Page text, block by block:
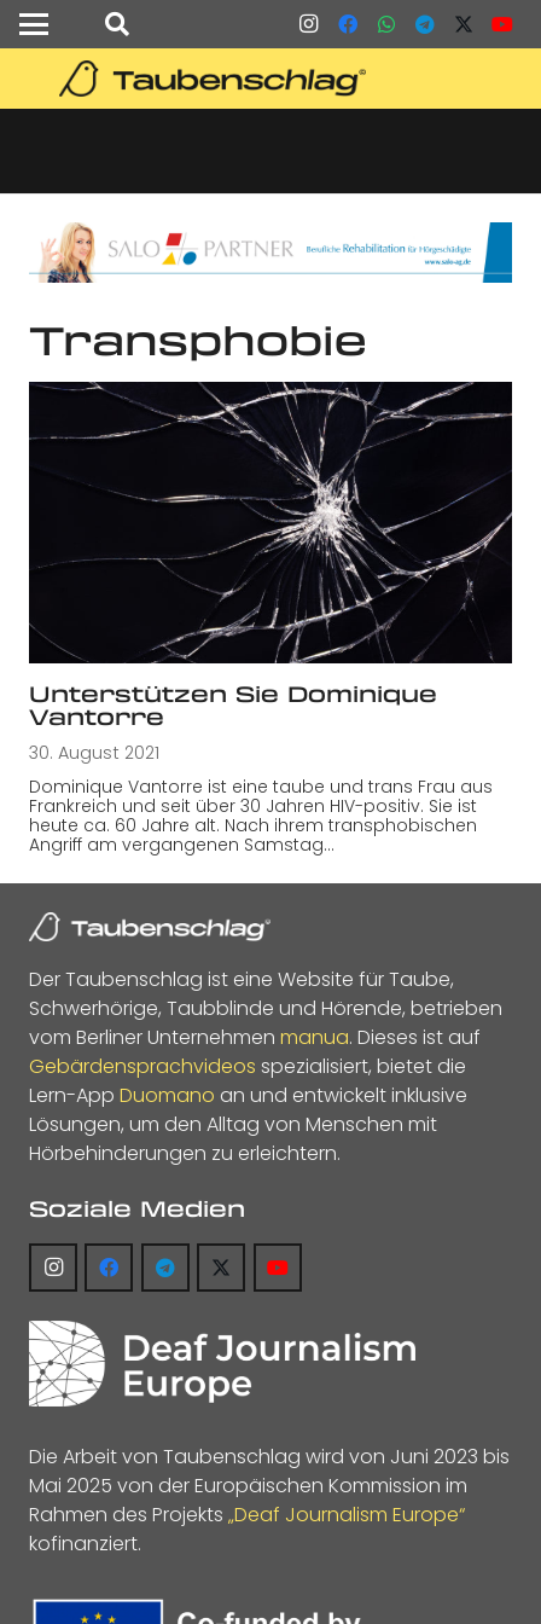
Transphobie
Unterstützen Sie Dominique
Vantorre
30. August 2021
Dominique Vantorre ist eine taube und trans Frau aus
Frankreich und seit über 30 Jahren HIV-positiv. Sie ist
heute ca. 60 Jahre alt. Nach ihrem transphobischen
Angriff am vergangenen Samstag…
Der Taubenschlag ist eine Website für Taube,
Schwerhörige, Taubblinde und Hörende, betrieben
vom Berliner Unternehmen manua. Dieses ist auf
Gebärdensprachvideos spezialisiert, bietet die
Lern-App Duomano an und entwickelt inklusive
Lösungen, um den Alltag von Menschen mit
Hörbehinderungen zu erleichtern.
Soziale Medien
Die Arbeit von Taubenschlag wird von Juni 2023 bis
Mai 2025 von der Europäischen Kommission im
Rahmen des Projekts „Deaf Journalism Europe“
kofinanziert.